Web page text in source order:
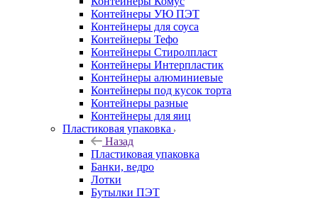
Контейнеры УЮ ПЭТ
Контейнеры для соуса
Контейнеры Тефо
Контейнеры Стиролпласт
Контейнеры Интерпластик
Контейнеры алюминиевые
Контейнеры под кусок торта
Контейнеры разные
Контейнеры для яиц
Пластиковая упаковка
Назад
Пластиковая упаковка
Банки, ведро
Лотки
Бутылки ПЭТ